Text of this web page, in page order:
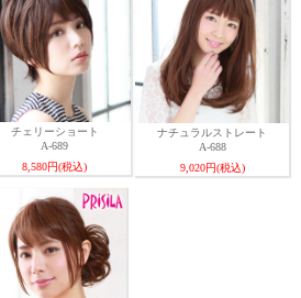
チェリーショート
A-689
8,580円(税込)
ナチュラルストレート
A-688
9,020円(税込)